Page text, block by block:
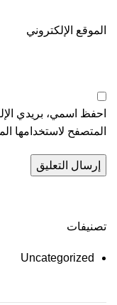
الموقع الإلكتروني
احفظ اسمي، بريدي
المتصفح لاستخدامها
تصنيفات
Uncategorized